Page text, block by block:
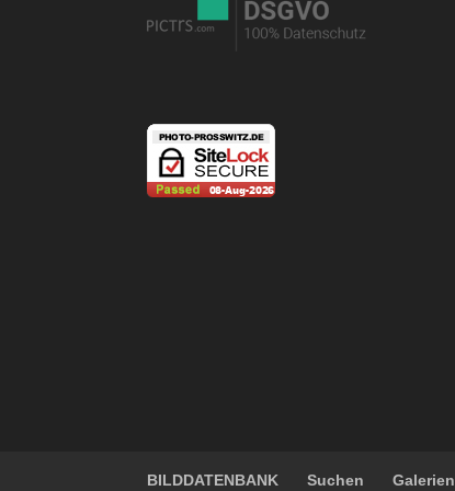
BILDDATENBANK Suchen Galerien